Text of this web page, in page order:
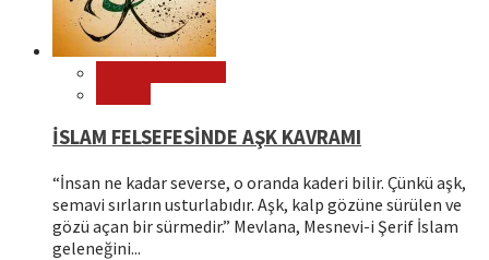
İSLAM FELSEFESİNDE AŞK KAVRAMI
“İnsan ne kadar severse, o oranda kaderi bilir. Çünkü aşk,
semavi sırların usturlabıdır. Aşk, kalp gözüne sürülen ve
gözü açan bir sürmedir.” Mevlana, Mesnevi-i Şerif İslam
geleneğini...